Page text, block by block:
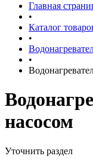
Главная
•
Каталог
•
•
насосом
Уточнить раздел